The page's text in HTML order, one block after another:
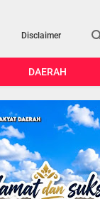
Disclaimer
DAERAH